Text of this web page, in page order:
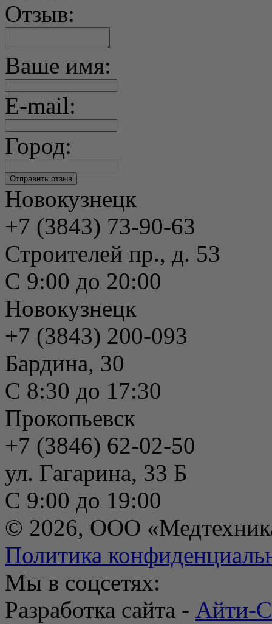
Отзыв:
Ваше имя:
E-mail:
Город:
Новокузнецк
+7 (3843) 73-90-63
Строителей пр., д. 53
С 9:00 до 20:00
Новокузнецк
+7 (3843) 200-093
Бардина, 30
С 8:30 до 17:30
Прокопьевск
+7 (3846) 62-02-50
ул. Гагарина, 33 Б
С 9:00 до 19:00
© 2026, ООО
Политика
Мы в соцсетях:
Разработка сайта - Айти-